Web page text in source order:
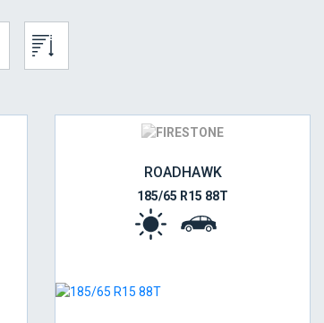
ROADHAWK
185/65 R15 88T